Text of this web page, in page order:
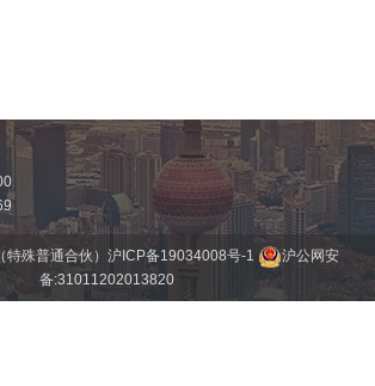
特殊普通合伙）沪ICP备19034008号-1
沪公网安
备:31011202013820